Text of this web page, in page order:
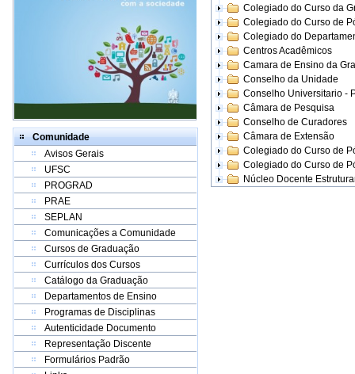
Comunidade
Avisos Gerais
UFSC
PROGRAD
PRAE
SEPLAN
Comunicações a Comunidade
Cursos de Graduação
Currículos dos Cursos
Catálogo da Graduação
Departamentos de Ensino
Programas de Disciplinas
Autenticidade Documento
Representação Discente
Formulários Padrão
Colegiado do Curso da
Colegiado do Curso de
Colegiado do
Centros Acadêmicos
Camara de Ensino da
Conselho da Unidade
Conselho Universitario -
Câmara de Pesquisa
Conselho de Curadores
Câmara de Extensão
Colegiado do Curso de
Colegiado do Curso de
Núcleo Docente